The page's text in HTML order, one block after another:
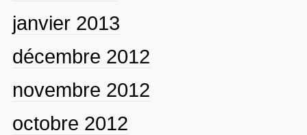
janvier 2013
décembre 2012
novembre 2012
octobre 2012